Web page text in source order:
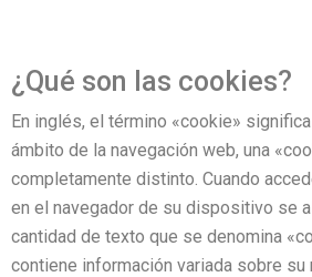
¿Qué son las cookies?
En inglés, el término «cookie»
ámbito de la navegación web, una
completamente distinto. Cuando
en el navegador de su dispositivo se
cantidad de texto que se denomina
contiene información variada sobre su